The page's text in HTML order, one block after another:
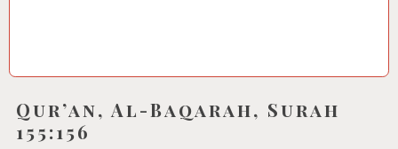
Qur’an, Al-Baqarah, Surah
155:156